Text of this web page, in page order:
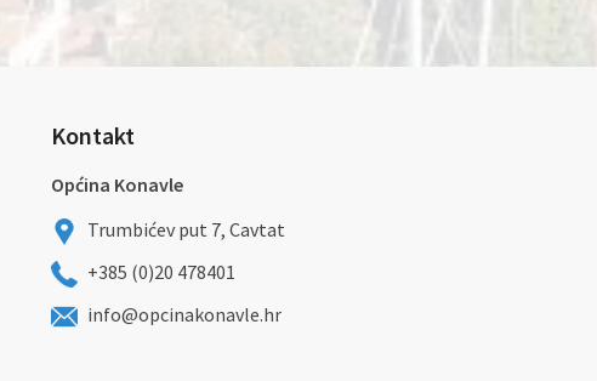
Kontakt
Općina Konavle
Trumbićev put 7, Cavtat
+385 (0)20 478401
info@opcinakonavle.hr